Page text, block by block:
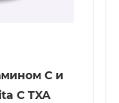
С и
C TXA